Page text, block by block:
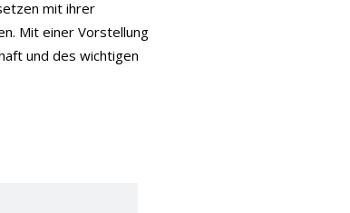
mit ihrer
Mit einer Vorstellung
und des wichtigen